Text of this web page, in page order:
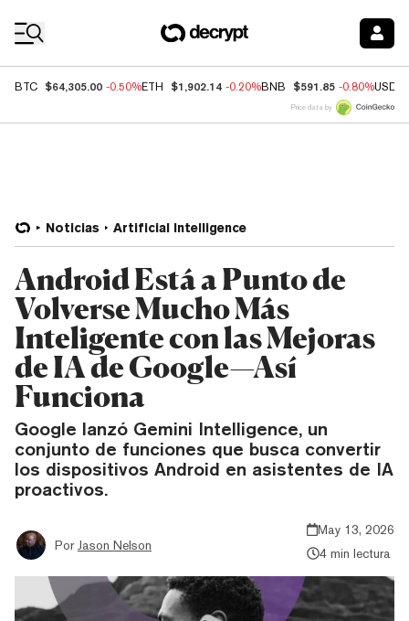
BTC $64,305.00 -0.50%ETH $1,902.14 -0.20%BNB $591.85 -0.80%USDC
Price data by
Noticias Artificial Intelligence
Android Está a Punto de
Volverse Mucho Más
Inteligente con las Mejoras
de IA de Google—Así
Funciona
Google lanzó Gemini Intelligence, un
conjunto de funciones que busca convertir
los dispositivos Android en asistentes de IA
proactivos.
Por Jason Nelson
May 13, 2026
4 min lectura